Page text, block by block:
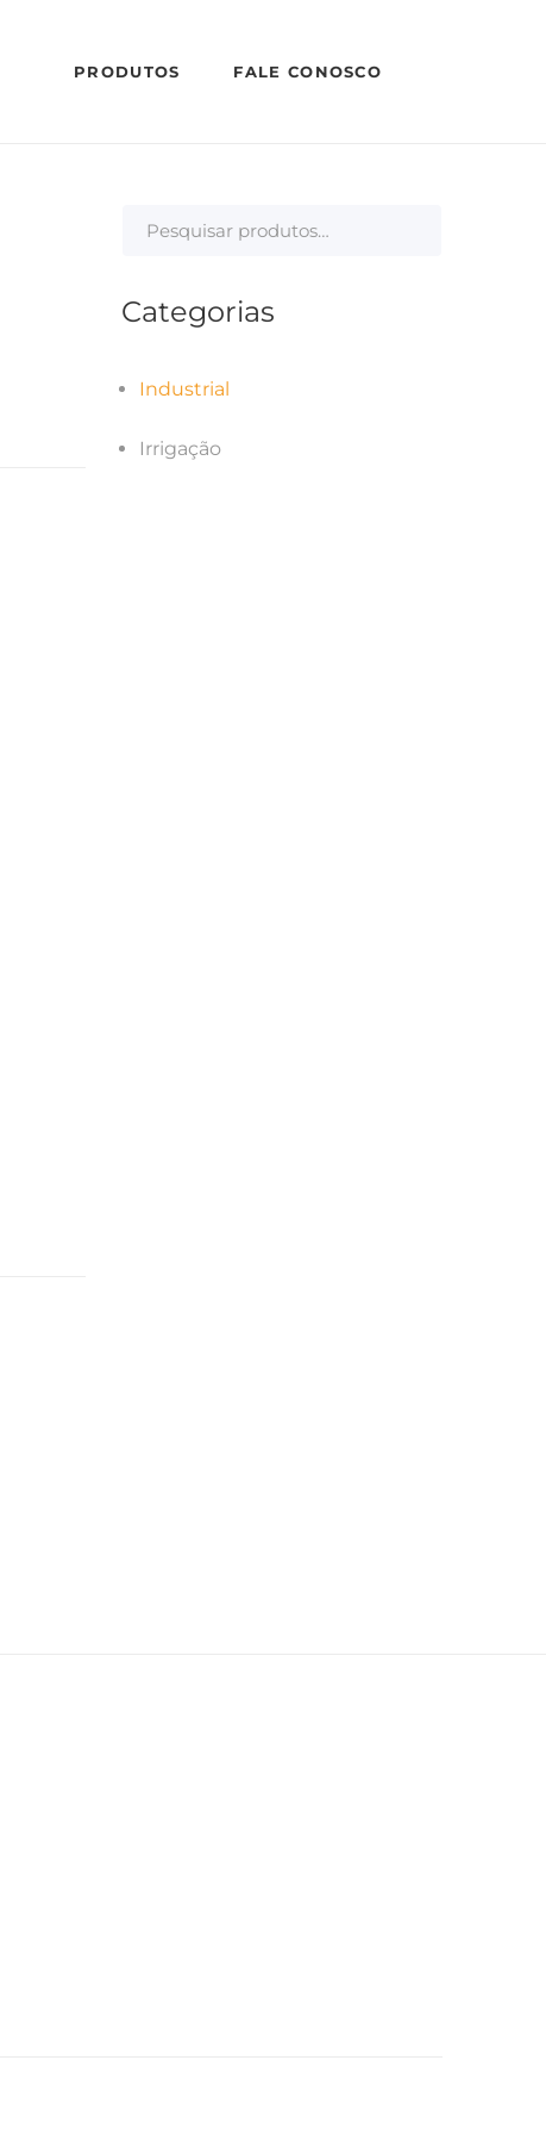
PRODUTOS FALE CONOSCO
Categorias
Industrial
Irrigação